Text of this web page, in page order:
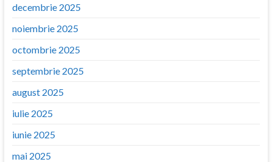
decembrie 2025
noiembrie 2025
octombrie 2025
septembrie 2025
august 2025
iulie 2025
iunie 2025
mai 2025